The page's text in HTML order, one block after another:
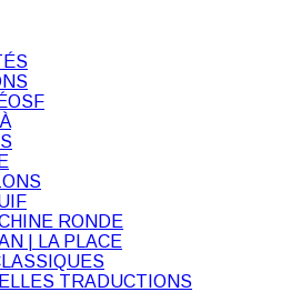
RONDE
| LA PLACE
TRADUCTIONS